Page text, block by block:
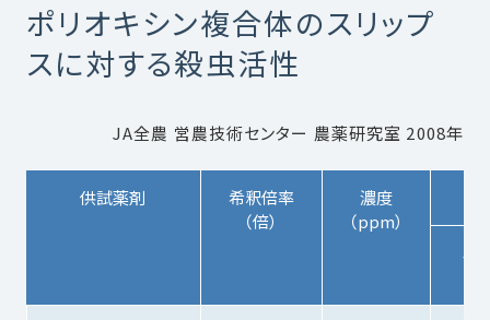
ポリオキシン複合体のスリップ
スに対する殺虫活性
JA全農 営農技術センター 農薬研究室 2008年
供試薬剤
希釈倍率
（倍）
濃度
（ppm）
ミ